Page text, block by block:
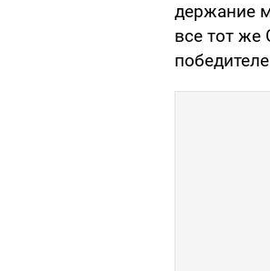
держание
все тот же